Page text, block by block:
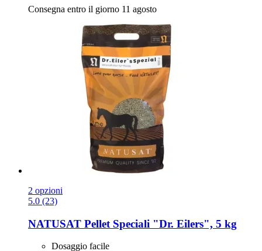
Consegna entro il giorno 11 agosto
2 opzioni
5.0 (23)
NATUSAT Pellet Speciali "Dr. Eilers", 5 kg
Dosaggio facile